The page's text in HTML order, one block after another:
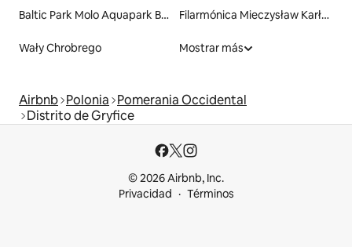
Baltic Park Molo Aquapark By Zdrojowa Filarmónica Mieczysław Karłowicz
Wały Chrobrego Mostrar más
Airbnb Polonia Pomerania Occidental
Distrito de Gryfice
© 2026 Airbnb, Inc.
Privacidad
Términos